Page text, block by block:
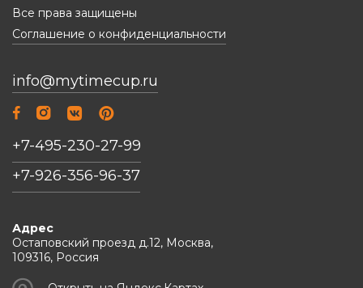
Все права защищены
Соглашение о конфиденциальности
info@mytimecup.ru
+7-495-230-27-99
+7-926-356-96-37
Адрес
Остаповский проезд д.12, Москва,
109316, Россия